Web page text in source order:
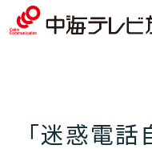
「迷惑電